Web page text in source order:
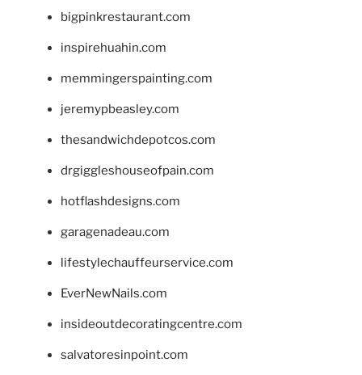
bigpinkrestaurant.com
inspirehuahin.com
memmingerspainting.com
jeremypbeasley.com
thesandwichdepotcos.com
drgiggleshouseofpain.com
hotflashdesigns.com
garagenadeau.com
lifestylechauffeurservice.com
EverNewNails.com
insideoutdecoratingcentre.com
salvatoresinpoint.com